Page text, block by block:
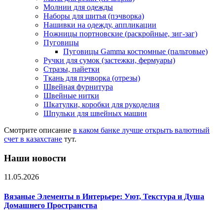
Молнии для одежды
Наборы для шитья (пэчворка)
Нашивки на одежду, аппликации
Ножницы портновские (раскройные, зиг-заг)
Пуговицы
Пуговицы Gamma костюмные (пальтовые)
Ручки для сумок (застежки, фермуары)
Стразы, пайетки
Ткань для пэчворка (отрезы)
Швейная фурнитура
Швейные нитки
Шкатулки, коробки для рукоделия
Шпульки для швейных машин
Смотрите описание в каком банке лучше открыть валютный
счет в казахстане тут.
Наши новости
11.05.2026
Вязаные Элементы в Интерьере: Уют, Текстура и Душа
Домашнего Пространства